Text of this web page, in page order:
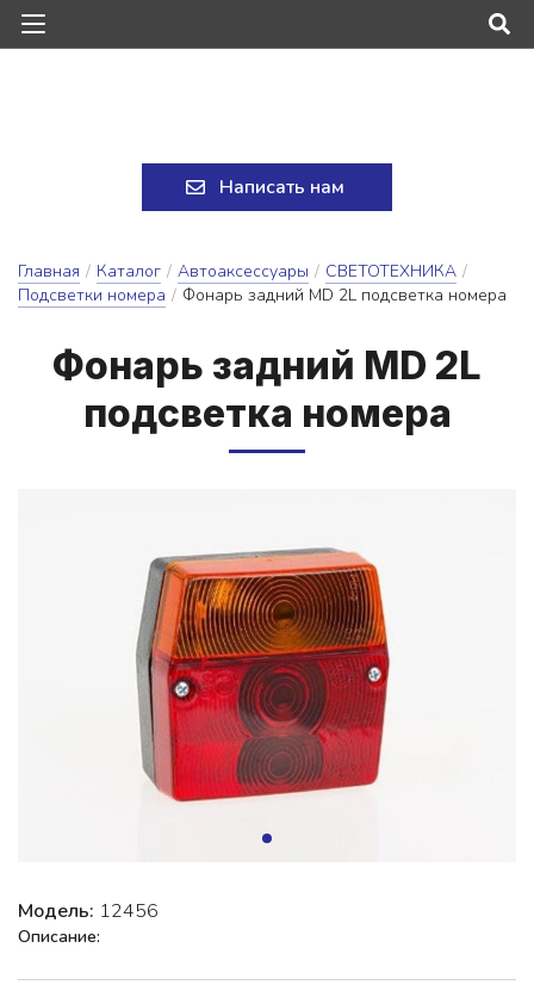
Написать нам
Главная / Каталог / Автоаксессуары / СВЕТОТЕХНИКА /
Подсветки номера / Фонарь задний MD 2L подсветка номера
Фо­нарь зад­ний MD 2L
под­свет­ка но­ме­ра
Модель: 12456
Описание: